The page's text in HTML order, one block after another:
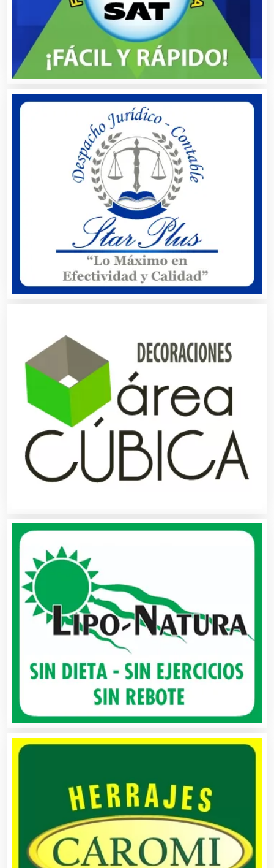
Basculas
Bebidas
Belleza
Bordados y Estampados
Cafeterías
Camiones para Fletes
Cancelería de Aluminio
Capacitación
Carnicerías
Carpinterías
Centros Comerciales
Centros de Espectáculos